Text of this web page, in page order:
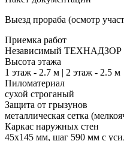
Выезд прораба (осмотр
Приемка работ
Независимый ТЕХНАДЗОР с
Высота этажа
1 этаж - 2.7 м | 2 этаж - 2.5 м
Пиломатериал
сухой строганый
Защита от грызунов
металлическая сетка
Каркас наружных стен
45х145 мм, шаг 590 мм с